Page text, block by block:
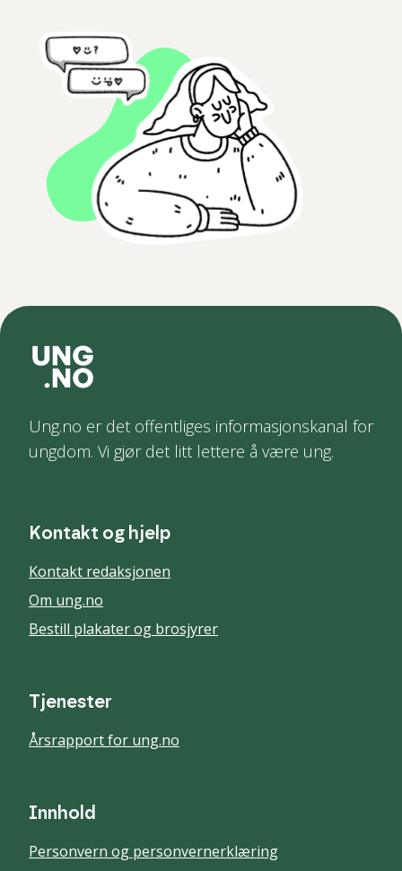
Ung.no er det offentliges informasjonskanal for
ungdom. Vi gjør det litt lettere å være ung.
Kontakt og hjelp
Kontakt redaksjonen
Om ung.no
Bestill plakater og brosjyrer
Tjenester
Årsrapport for ung.no
Innhold
Personvern og personvernerklæring